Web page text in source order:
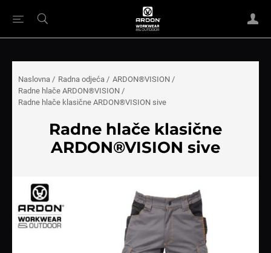
Naslovna / Radna odjeća / ARDON®VISION /
Radne hlače ARDON®VISION /
Radne hlače klasične ARDON®VISION sive
Radne hlače klasične
ARDON®VISION sive